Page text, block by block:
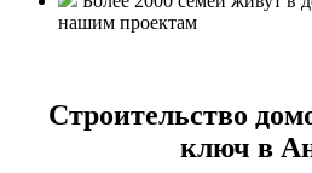
нашим проектам
Строительство
ключ в